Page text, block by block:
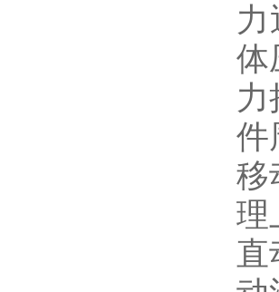
体
件
移
理
直